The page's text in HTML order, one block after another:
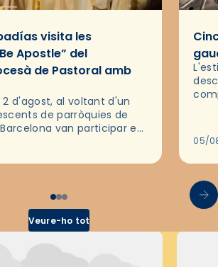
visita les
Apostle” del
de Pastoral amb
2 d'agost, al voltant d'un
de parròquies de
van participar en
Apostle, organitzades
05/
Veure-ho tot